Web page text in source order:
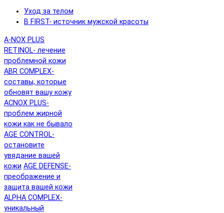
Уход за телом
B FIRST- источник мужской красоты
A-NOX PLUS
RETINOL- лечение
проблемной кожи
ABR COMPLEX-
составы, которые
обновят вашу кожу
ACNOX PLUS-
проблем жирной
кожи как не бывало
AGE CONTROL-
остановите
увядание вашей
кожи AGE DEFENSE-
преображение и
защита вашей кожи
ALPHA COMPLEX-
уникальный